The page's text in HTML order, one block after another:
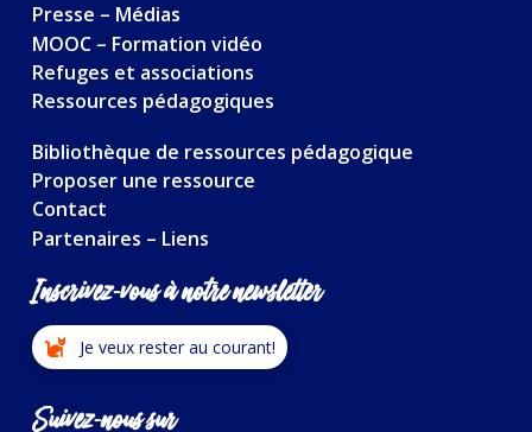
Presse – Médias
MOOC – Formation vidéo
Refuges et associations
Ressources pédagogiques
Bibliothèque de ressources pédagogique
Proposer une ressource
Contact
Partenaires – Liens
Inscrivez-vous à notre newsletter
Je veux rester au courant!
Suivez-nous sur